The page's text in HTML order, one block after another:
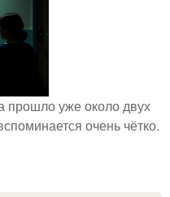
прошло уже около двух
очень чётко.